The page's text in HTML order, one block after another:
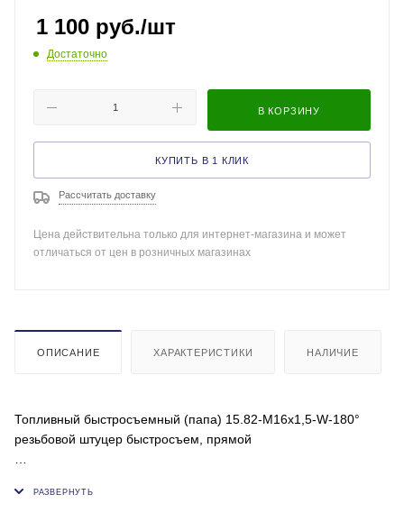
1 100 руб./шт
Достаточно
В КОРЗИНУ
КУПИТЬ В 1 КЛИК
Рассчитать доставку
Цена действительна только для интернет-магазина и может
отличаться от цен в розничных магазинах
ОПИСАНИЕ ХАРАКТЕРИСТИКИ НАЛИЧИЕ
Топливный быстросъемный (папа) 15.82-M16х1,5-W-180°
резьбовой штуцер быстросъем, прямой
Резьба (мм, ") - M16х1,5